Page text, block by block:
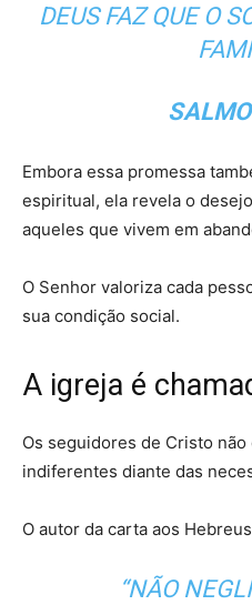
DEUS FAZ QUE O
Embora essa promessa
espiritual, ela revela o
aqueles que vivem em
O Senhor valoriza cada
sua condição social.
A igreja é
Os seguidores de Cristo
indiferentes diante das
O autor da carta aos
“NÃO